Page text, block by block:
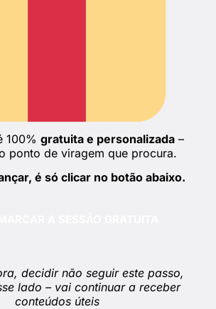
100% gratuita e personalizada –
ponto de viragem que procura.
é só clicar no botão abaixo.
decidir não seguir este passo,
lado – vai continuar a receber
conteúdos úteis